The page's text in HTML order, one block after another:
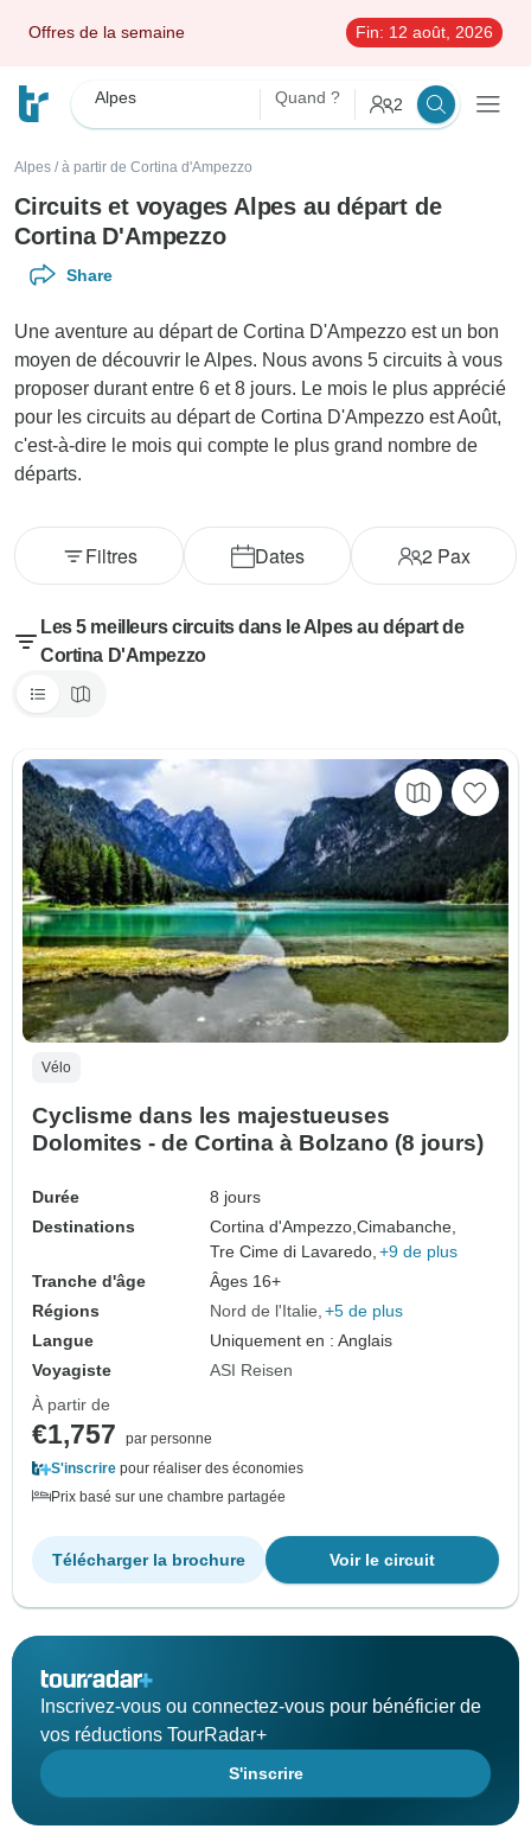
Offres de la semaine Fin: 12 août, 2026
Alpes Quand ? 2
Alpes / à partir de Cortina d'Ampezzo
Circuits et voyages Alpes au départ de
Cortina D'Ampezzo
Share
Une aventure au départ de Cortina D'Ampezzo est un bon
moyen de découvrir le Alpes. Nous avons 5 circuits à vous
proposer durant entre 6 et 8 jours. Le mois le plus apprécié
pour les circuits au départ de Cortina D'Ampezzo est Août,
c'est-à-dire le mois qui compte le plus grand nombre de
départs.
Dates 2Pax
Filtres
Les 5 meilleurs circuits dans le Alpes au départ de
Cortina D'Ampezzo
Vélo
Cyclisme dans les majestueuses
Dolomites - de Cortina à Bolzano (8 jours)
Durée
8 jours
Destinations
Cortina d'Ampezzo,Cimabanche,
Tre Cime di Lavaredo, +9 de plus
Tranche d'âge
Âges 16+
Régions
Nord de l'Italie +5 de plus
Langue
Uniquement en : Anglais
Voyagiste
ASI Reisen
À partir de
€1,757
par personne
S'inscrire pour réaliser des économies
Prix basé sur une chambre partagée
Voir le circuit
Télécharger la brochure
Inscrivez-vous ou connectez-vous pour bénéficier de
vos réductions TourRadar+
S'inscrire